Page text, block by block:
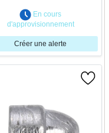
En cours
d'approvisionnement
Créer une alerte